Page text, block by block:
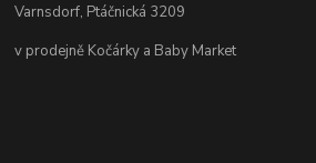
Varnsdorf, Ptáčnická 3209
v prodejně Kočárky a Baby Market